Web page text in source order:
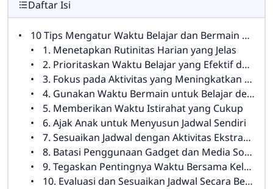
Daftar Isi
10 Tips Mengatur Waktu Belajar dan Bermain untuk Anak SD
1. Menetapkan Rutinitas Harian yang Jelas
2. Prioritaskan Waktu Belajar yang Efektif dan Berkualitas
3. Fokus pada Aktivitas yang Meningkatkan Keterampilan Sosial dan Emosional
4. Gunakan Waktu Bermain untuk Belajar dengan Cara yang Menyenangkan
5. Memberikan Waktu Istirahat yang Cukup
6. Ajak Anak untuk Menyusun Jadwal Sendiri
7. Sesuaikan Jadwal dengan Aktivitas Ekstrakurikuler
8. Batasi Penggunaan Gadget dan Media Sosial
9. Tegaskan Pentingnya Waktu Bersama Keluarga
10. Evaluasi dan Sesuaikan Jadwal Secara Berkala